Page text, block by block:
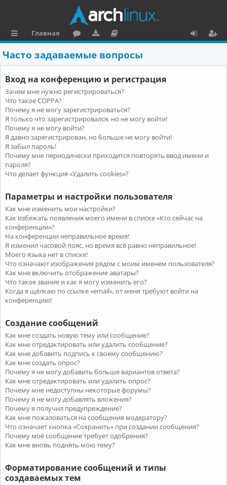
ы
л
к
и
Главная
ру
м
ру
зк
и
ку
м
е
н
та
ц
и
я
о
и
Часто задаваемые вопросы
Вход на конференцию и регистрация
Зачем мне нужно регистрироваться?
Что такое COPPA?
Почему я не могу зарегистрироваться?
Я только что зарегистрировался, но не могу войти!
Почему я не могу войти?
Я давно зарегистрирован, но больше не могу войти!
Я забыл пароль!
Почему мне периодически приходится повторять ввод имени и
пароля?
Что делает функция «Удалить cookies»?
Параметры и настройки пользователя
Как мне изменить мои настройки?
Как избежать появления моего имени в списке «Кто сейчас на
конференции»?
На конференции неправильное время!
Я изменил часовой пояс, но время всё равно неправильное!
Моего языка нет в списке!
Что означают изображения рядом с моим именем пользователя?
Как мне включить отображение аватары?
Что такое звание и как я могу изменить его?
Когда я щёлкаю по ссылке «email», от меня требуют войти на
конференцию!
Создание сообщений
Как мне создать новую тему или сообщение?
Как мне отредактировать или удалить сообщение?
Как мне добавить подпись к своему сообщению?
Как мне создать опрос?
Почему я не могу добавить больше вариантов ответа?
Как мне отредактировать или удалить опрос?
Почему мне недоступны некоторые форумы?
Почему я не могу добавлять вложения?
Почему я получил предупреждение?
Как мне пожаловаться на сообщения модератору?
Что означает кнопка «Сохранить» при создании сообщения?
Почему моё сообщение требует одобрения?
Как мне вновь поднять мою тему?
Форматирование сообщений и типы
создаваемых тем